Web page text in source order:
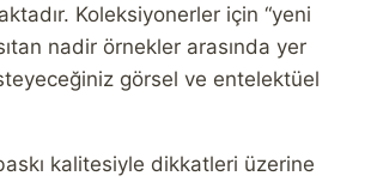
Koleksiyonerler için “yeni
nadir örnekler arasında yer
görsel ve entelektüel
kalitesiyle dikkatleri üzerine